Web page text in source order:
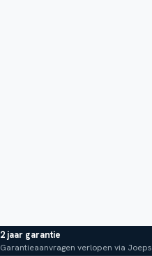
2 jaar garantie
Garantieaanvragen verlopen via Joeps